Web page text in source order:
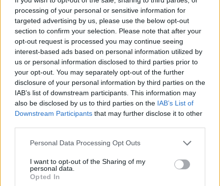
processing of your personal or sensitive information for
targeted advertising by us, please use the below opt-out
section to confirm your selection. Please note that after your
opt-out request is processed you may continue seeing
interest-based ads based on personal information utilized by
us or personal information disclosed to third parties prior to
your opt-out. You may separately opt-out of the further
disclosure of your personal information by third parties on the
IAB’s list of downstream participants. This information may
also be disclosed by us to third parties on the IAB’s List of
Downstream Participants that may further disclose it to other
Personal Data Processing Opt Outs
I want to opt-out of the Sharing of my
personal data.
Opted In
Eric Wendt konfirmohet
nga Senati si ambasador i
SHBA-së në Shqipëri,
emërimi pret firmën e
Trump
Futbolli librazhdas në zi,
ndahet nga jeta Besnik
Çota, ish-kapiten dhe ish-
trajner i Sopotit
Flakët përhapen me
Dibrës, disa banesa në
Pedagogët në shërbim të
nga protesta: Të
bashkohemi për
Shqipërinë që meritojmë